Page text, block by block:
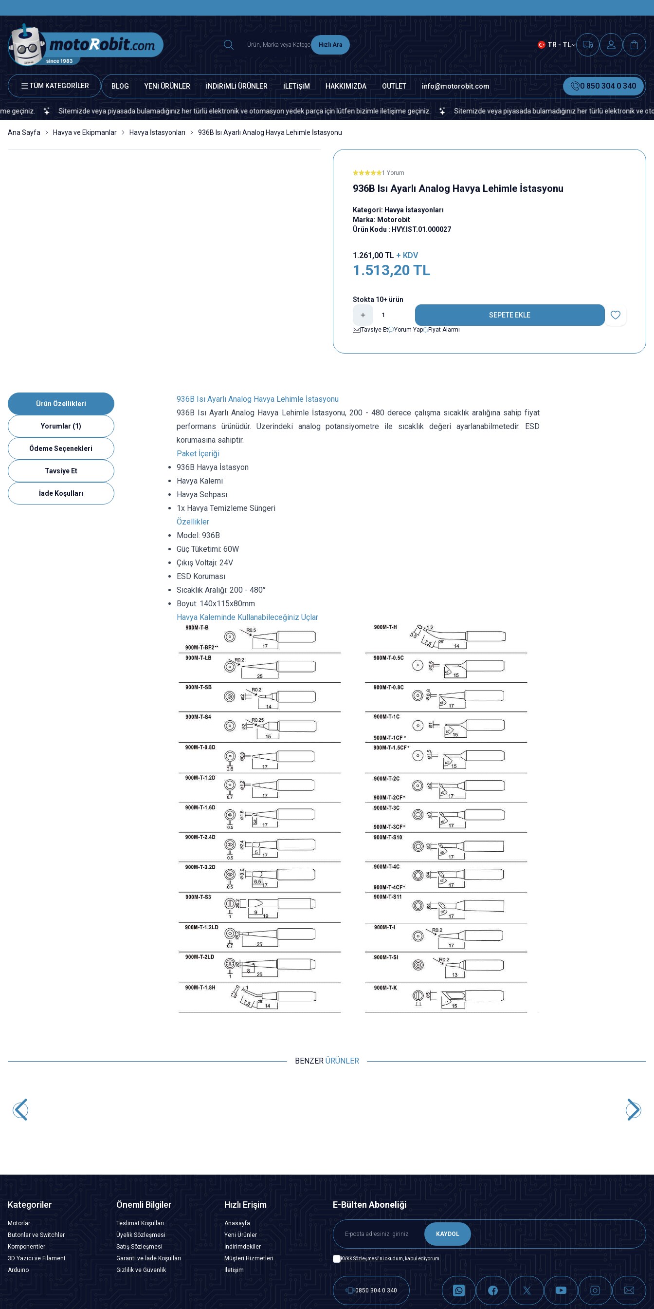
Hızlı Ara TR - TL
TÜM KATEGORİLER BLOG YENİ ÜRÜNLER İNDİRİMLİ ÜRÜNLER İLETİŞİM HAKKIMIZDA OUTLET info@motorobit.com 0 850 304 0 340
Sitemizde veya piyasada bulamadığınız her türlü elektronik ve otomasyon yedek parça için lütfen bizimle iletişime geçiniz. Sitemizde veya piyasada bulamadığınız her türlü elektronik ve
Ana Sayfa Havya ve Ekipmanlar Havya İstasyonları 936B Isı Ayarlı Analog Havya Lehimle İstasyonu
1 Yorum
936B Isı Ayarlı Analog Havya Lehimle İstasyonu
Kategori: Havya İstasyonları
Marka: Motorobit
Ürün Kodu : HVY.IST.01.000027
1.261,00TL + KDV
1.513,20 TL
Stokta 10+ ürün
SEPETE EKLE
Favoriye Ekle
Tavsiye Et
Yorum Yap Fiyat Alarmı
Ürün Özellikleri
Yorumlar (1)
Ödeme Seçenekleri
Tavsiye Et
İade Koşulları
936B Isı Ayarlı Analog Havya Lehimle İstasyonu
936B Isı Ayarlı Analog Havya Lehimle İstasyonu, 200 - 480 derece çalışma sıcaklık aralığına sahip fiyat
performans ürünüdür. Üzerindeki analog potansiyometre ile sıcaklık değeri ayarlanabilmetedir. ESD
korumasına sahiptir.
Paket İçeriği
936B Havya İstasyon
Havya Kalemi
Havya Sehpası
1x Havya Temizleme Süngeri
Özellikler
Model: 936B
Güç Tüketimi: 60W
Çıkış Voltajı: 24V
ESD Koruması
Sıcaklık Aralığı: 200 - 480°
Boyut: 140x115x80mm
Havya Kaleminde Kullanabileceğiniz Uçlar
BENZER ÜRÜNLER
Kategoriler
Motorlar
Butonlar ve Switchler
Komponentler
3D Yazıcı ve Filament
Arduino
Önemli Bilgiler
Teslimat Koşulları
Üyelik Sözleşmesi
Satış Sözleşmesi
Garanti ve İade Koşulları
Gizlilik ve Güvenlik
Hızlı Erişim
Anasayfa
Yeni Ürünler
İndirimdekiler
Müşteri Hizmetleri
İletişim
E-Bülten Aboneliği
KAYDOL
KVKK Sözleşmesi'ni okudum, kabul ediyorum.
0850 304 0 340